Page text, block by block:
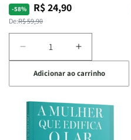
-58%
Preço
normal
De:R$ 59,90
Preço
promocional
R$ 24,90
Diminuir
a
quantidade
de
Eu,
minhas
feridas
Aumentar
a
quantidade
de
Eu,
minhas
feridas
Adicionar ao carrinho